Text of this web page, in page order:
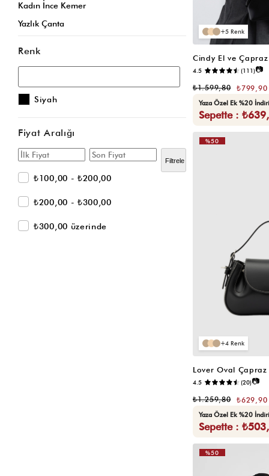
Kadın İnce Kemer
Yazlık Çanta
Sarı Omuz Çantası
Vizon Omuz Çantası
Bordo Omuz Çantası
Siyah Çapraz Çanta
Krem Çapraz Çanta
Siyah Hasır Çanta
Renk
Siyah
Fiyat Aralığı
Filtrele
₺100,00 - ₺200,00
₺200,00 - ₺300,00
₺300,00 üzerinde
5
Cindy El ve
4.5 (111)📷
₺799,90
₺1.599,80
Yaza Özel Ek %20
Sepette :
4
Lover Oval
4.5 (20)📷
₺629,90
₺1.259,80
Yaza Özel Ek %20
Sepette :
%50
%50